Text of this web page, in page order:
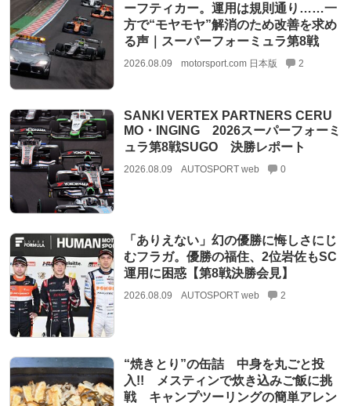
ーフティカー。運用は規則通り……一
方で“モヤモヤ”解消のため改善を求め
る声｜スーパーフォーミュラ第8戦
2026.08.09 motorsport.com 日本版 2
SANKI VERTEX PARTNERS CERU
MO・INGING 2026スーパーフォーミ
ュラ第8戦SUGO 決勝レポート
2026.08.09 AUTOSPORT web 0
「ありえない」幻の優勝に悔しさにじ
むフラガ。優勝の福住、2位岩佐もSC
運用に困惑【第8戦決勝会見】
2026.08.09 AUTOSPORT web 2
“焼きとり”の缶詰 中身を丸ごと投
入!! メスティンで炊き込みご飯に挑
戦 キャンプツーリングの簡単アレン